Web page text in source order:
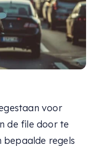
voor
de file door te
bepaalde regels